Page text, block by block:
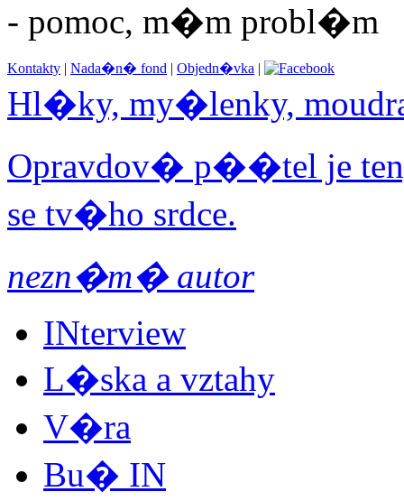
- pomoc, m�m probl�m
Kontakty | Nada�n� fond | Objedn�vka |
Hl�ky, my�lenky,
Opravdov� p��tel je
se tv�ho srdce.
nezn�m� autor
INterview
L�ska a vztahy
V�ra
Bu� IN